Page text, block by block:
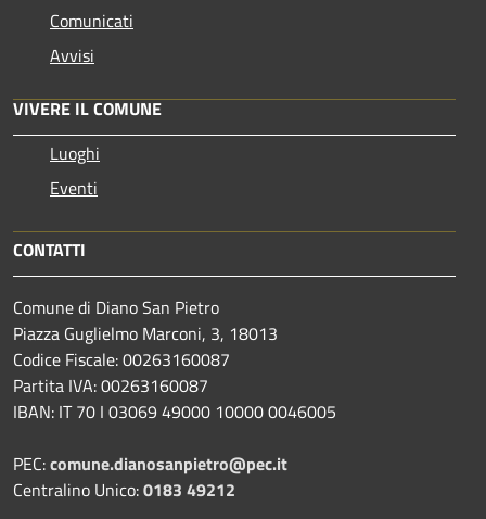
Comunicati
Avvisi
VIVERE IL COMUNE
Luoghi
Eventi
CONTATTI
Comune di Diano San Pietro
Piazza Guglielmo Marconi, 3, 18013
Codice Fiscale: 00263160087
Partita IVA: 00263160087
IBAN: IT 70 I 03069 49000 10000 0046005
PEC:comune.dianosanpietro@pec.it
Centralino Unico:0183 49212